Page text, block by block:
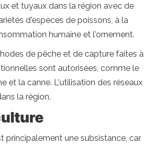
et tuyaux dans la région avec de
d'espèces de poissons, à la
humaine et l'ornement.
de pêche et de capture faites à
sont autorisées, comme le
et la canne. L'utilisation des réseaux
la région.
principalement une subsistance, car